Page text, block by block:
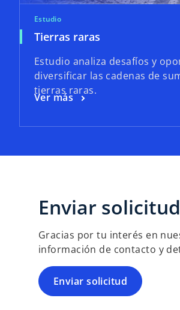
Estudio
Tierras raras
Estudio analiza desafíos y
diversificar las cadenas de
tierras raras.
Ver más
Enviar
Gracias por tu interés en
información de contacto y
Enviar solicitud